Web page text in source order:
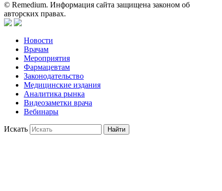
© Remedium. Информация сайта защищена законом об
авторских правах.
Новости
Врачам
Мероприятия
Фармацевтам
Законодательство
Медицинские издания
Аналитика рынка
Видеозаметки врача
Вебинары
Искать Найти